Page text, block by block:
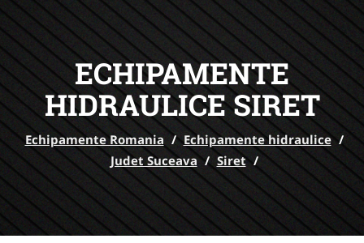
ECHIPAMENTE
HIDRAULICE SIRET
Echipamente Romania / Echipamente hidraulice /
Judet Suceava / Siret /